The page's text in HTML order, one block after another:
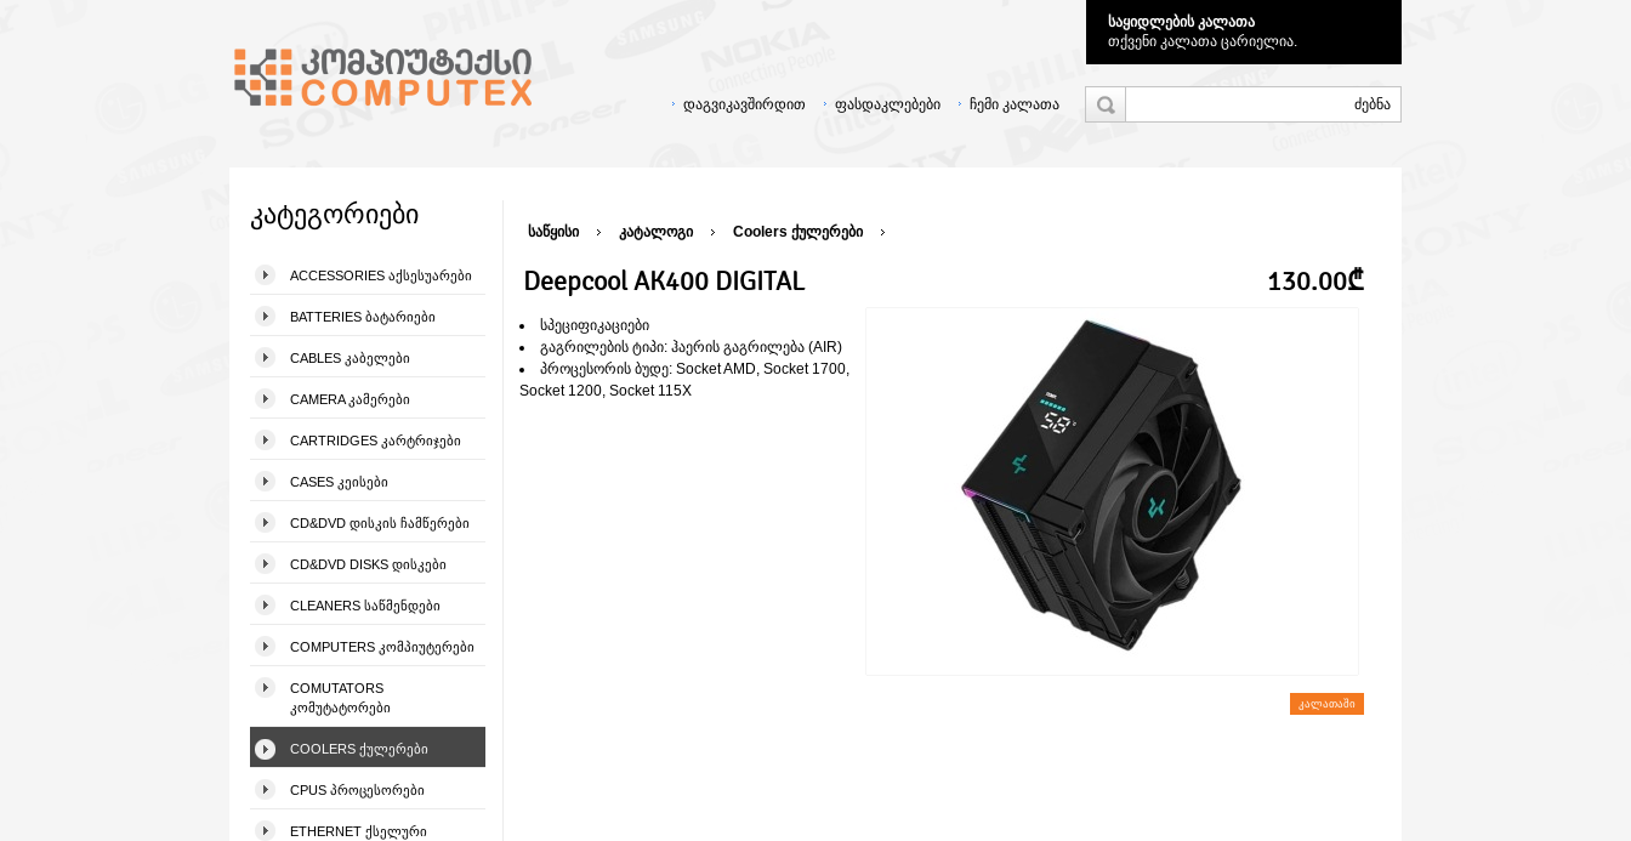
საყიდლების კალათა
თქვენი კალათა ცარიელია.
ჩემი კალათა
ფასდაკლებები
დაგვიკავშირდით
კატეგორიები
ACCESSORIES ᲐᲥᲡᲔᲡᲣᲐᲠᲔᲑᲘ
BATTERIES ᲑᲐᲢᲐᲠᲘᲔᲑᲘ
CABLES ᲙᲐᲑᲔᲚᲔᲑᲘ
CAMERA ᲙᲐᲛᲔᲠᲔᲑᲘ
CARTRIDGES ᲙᲐᲠᲢᲠᲘᲯᲔᲑᲘ
CASES ᲙᲔᲘᲡᲔᲑᲘ
CD&DVD ᲓᲘᲡᲙᲘᲡ ᲩᲐᲛᲬᲔᲠᲔᲑᲘ
CD&DVD DISKS ᲓᲘᲡᲙᲔᲑᲘ
CLEANERS ᲡᲐᲬᲛᲔᲜᲓᲔᲑᲘ
COMPUTERS ᲙᲝᲛᲞᲘᲣᲢᲔᲠᲔᲑᲘ
COMUTATORS
ᲙᲝᲛᲣᲢᲐᲢᲝᲠᲔᲑᲘ
COOLERS ᲥᲣᲚᲔᲠᲔᲑᲘ
CPUS ᲞᲠᲝᲪᲔᲡᲝᲠᲔᲑᲘ
ETHERNET ᲥᲡᲔᲚᲣᲠᲘ
საწყისი კატალოგი Coolers ქულერები
Deepcool AK400 DIGITAL 130.00₾
სპეციფიკაციები
გაგრილების ტიპი: ჰაერის გაგრილება (AIR)
პროცესორის ბუდე: Socket AMD, Socket 1700,
Socket 1200, Socket 115X
ᲙᲐᲚᲐᲗᲐᲨᲘ